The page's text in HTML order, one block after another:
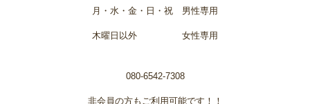
月・水・金・日・祝 男性専用
木曜日以外 女性専用
080-6542-7308
非会員の方もご利用可能です！！